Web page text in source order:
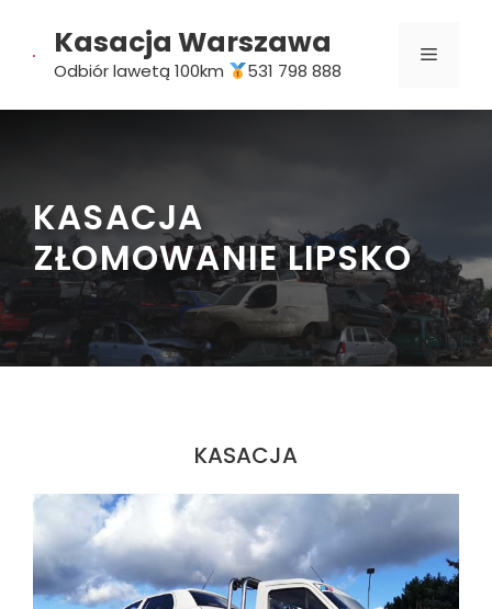
Kasacja Warszawa
Odbiór lawetą 100km 531 798 888
MENU
KASACJA
ZŁOMOWANIE LIPSKO
KASACJA